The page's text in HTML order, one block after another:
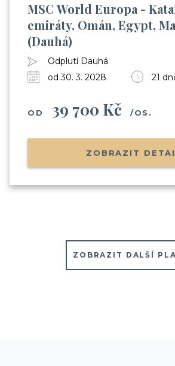
MSC World Europa -
emiráty, Omán, Egypt,
(Dauhá)
Odplutí Dauhá
od 30. 3. 2028
21
OD 39 700 Kč /OS.
ZOBRAZIT
ZOBRAZIT DALŠÍ